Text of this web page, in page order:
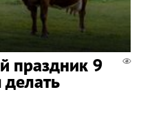
праздник 9
делать